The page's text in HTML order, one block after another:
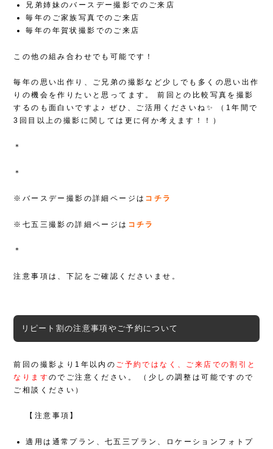
兄弟姉妹のバースデー撮影でのご来店
毎年のご家族写真でのご来店
毎年の年賀状撮影でのご来店
この他の組み合わせでも可能です！
毎年の思い出作り、ご兄弟の撮影など少しでも多くの思い出作
りの機会を作りたいと思ってます。
前回との比較写真を撮影
するのも面白いですよ♪
ぜひ、ご活用くださいね✨
（1年間で
3回目以上の撮影に関しては更に何か考えます！！）
＊
＊
※バースデー撮影の詳細ページは コチラ
※七五三撮影の詳細ページは コチラ
＊
注意事項は、下記をご確認くださいませ。
リピート割の注意事項やご予約について
前回の撮影より1年以内の ご予約ではなく、ご来店での割引と
なりますのでご注意ください。
（少しの調整は可能ですので
ご相談ください）
【注意事項】
適用は通常プラン、七五三プラン、ロケーションフォトプ